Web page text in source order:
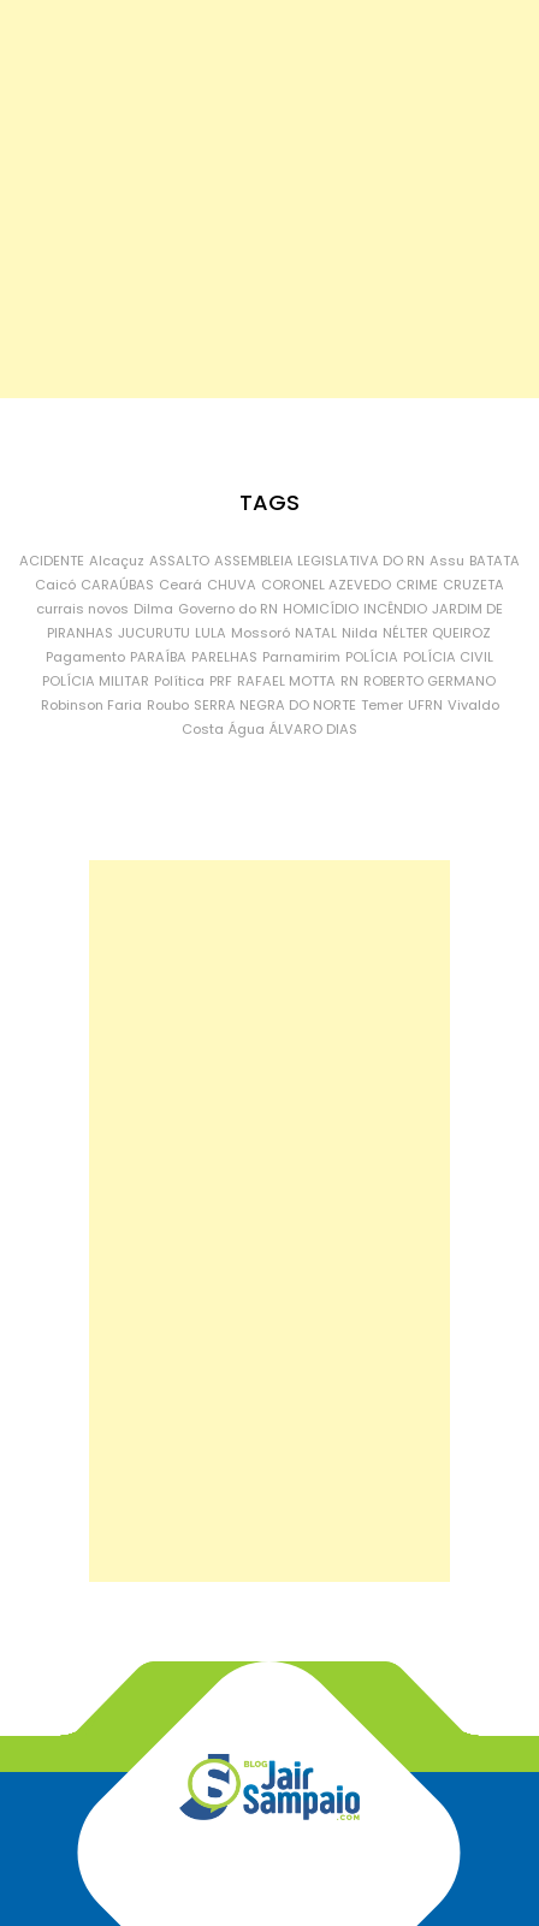
TAGS
ACIDENTE Alcaçuz ASSALTO ASSEMBLEIA LEGISLATIVA DO RN Assu BATATA
Caicó CARAÚBAS Ceará CHUVA CORONEL AZEVEDO CRIME CRUZETA
currais novos Dilma Governo do RN HOMICÍDIO INCÊNDIO JARDIM DE
PIRANHAS JUCURUTU LULA Mossoró NATAL Nilda NÉLTER QUEIROZ
Pagamento PARAÍBA PARELHAS Parnamirim POLÍCIA POLÍCIA CIVIL
POLÍCIA MILITAR Política PRF RAFAEL MOTTA RN ROBERTO GERMANO
Robinson Faria Roubo SERRA NEGRA DO NORTE Temer UFRN Vivaldo
Costa Água ÁLVARO DIAS